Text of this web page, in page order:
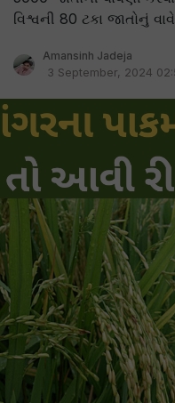
વિશ્વની 80 ટકા જાતોનું
Amansinh Jadeja
3 September, 2024